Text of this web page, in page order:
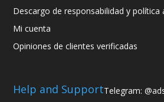
Descargo de responsabilidad y política
Mi cuenta
Opiniones de clientes verificadas
Help and SupportTelegram: